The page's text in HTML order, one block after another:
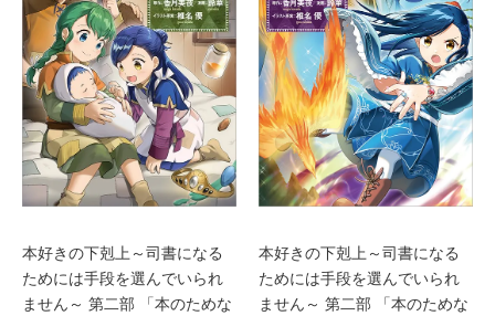
本好きの下剋上～司書になる
ためには手段を選んでいられ
ません～ 第二部 「本のためな
本好きの下剋上～司書になる
ためには手段を選んでいられ
ません～ 第二部 「本のためな